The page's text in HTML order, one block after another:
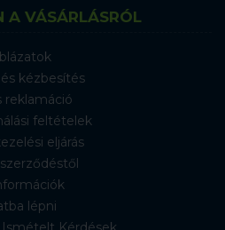
A VÁSÁRLÁSRÓL
kézbesítés
reklamáció
feltételek
eljárás
szerződéstől
lépni